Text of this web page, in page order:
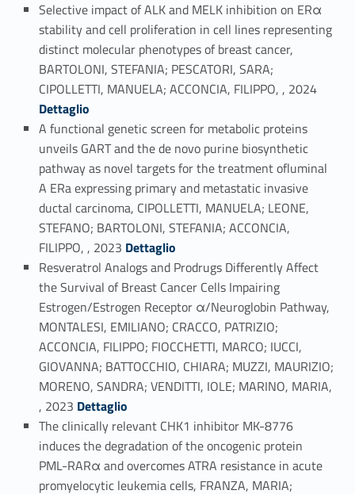
Selective impact of ALK and MELK inhibition on ERα
stability and cell proliferation in cell lines representing
distinct molecular phenotypes of breast cancer,
BARTOLONI, STEFANIA; PESCATORI, SARA;
CIPOLLETTI, MANUELA; ACCONCIA, FILIPPO, , 2024
Dettaglio
A functional genetic screen for metabolic proteins
unveils GART and the de novo purine biosynthetic
pathway as novel targets for the treatment ofluminal
A ERa expressing primary and metastatic invasive
ductal carcinoma, CIPOLLETTI, MANUELA; LEONE,
STEFANO; BARTOLONI, STEFANIA; ACCONCIA,
FILIPPO, , 2023 Link identifier #identifier_person_143019-7Dettaglio
Resveratrol Analogs and Prodrugs Differently Affect
the Survival of Breast Cancer Cells Impairing
Estrogen/Estrogen Receptor α/Neuroglobin Pathway,
MONTALESI, EMILIANO; CRACCO, PATRIZIO;
ACCONCIA, FILIPPO; FIOCCHETTI, MARCO; IUCCI,
GIOVANNA; BATTOCCHIO, CHIARA; MUZZI, MAURIZIO;
MORENO, SANDRA; VENDITTI, IOLE; MARINO, MARIA,
, 2023 Link identifier #identifier_person_1331-8Dettaglio
The clinically relevant CHK1 inhibitor MK-8776
induces the degradation of the oncogenic protein
PML-RARα and overcomes ATRA resistance in acute
promyelocytic leukemia cells, FRANZA, MARIA;